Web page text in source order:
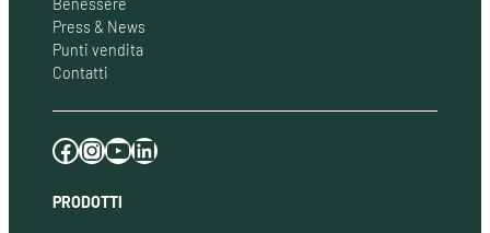
Press & News
Punti vendita
Contatti
Facebook Instagram YouTube LinkedIn
PRODOTTI